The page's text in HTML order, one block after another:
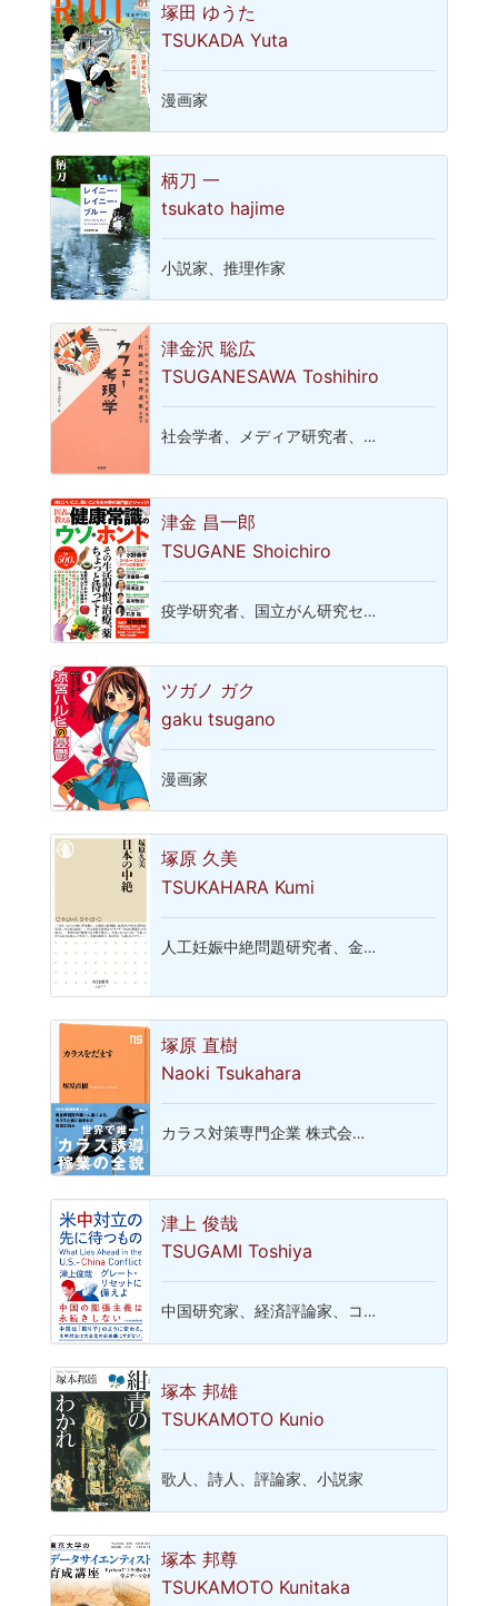
塚田 ゆうた
TSUKADA Yuta
漫画家
柄刀 一
tsukato hajime
小説家、推理作家
津金沢 聡広
TSUGANESAWA Toshihiro
社会学者、メディア研究者、…
津金 昌一郎
TSUGANE Shoichiro
疫学研究者、国立がん研究セ…
ツガノ ガク
gaku tsugano
漫画家
塚原 久美
TSUKAHARA Kumi
人工妊娠中絶問題研究者、金…
塚原 直樹
Naoki Tsukahara
カラス対策専門企業 株式会…
津上 俊哉
TSUGAMI Toshiya
中国研究家、経済評論家、コ…
塚本 邦雄
TSUKAMOTO Kunio
歌人、詩人、評論家、小説家
塚本 邦尊
TSUKAMOTO Kunitaka